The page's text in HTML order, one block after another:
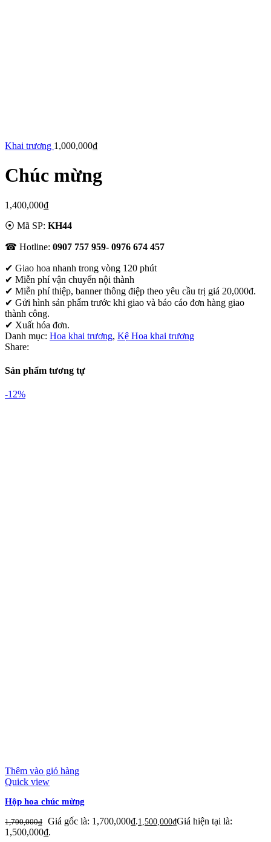
Khai trương 1,000,000₫
Chúc mừng
1,400,000₫
⦿ Mã SP: KH44
☎ Hotline: 0907 757 959- 0976 674 457
✔ Giao hoa nhanh trong vòng 120 phút
✔ Miễn phí vận chuyển nội thành
✔ Miễn phí thiệp, banner thông điệp theo yêu cầu trị giá 20,000đ.
✔ Gửi hình sản phẩm trước khi giao và báo cáo đơn hàng giao
thành công.
✔ Xuất hóa đơn.
Danh mục: Hoa khai trương, Kệ Hoa khai trương
Share:
Sản phẩm tương tự
-12%
Thêm vào giỏ hàng
Quick view
Hộp hoa chúc mừng
1,700,000₫ Giá gốc là: 1,700,000₫.1,500,000₫Giá hiện tại là:
1,500,000₫.